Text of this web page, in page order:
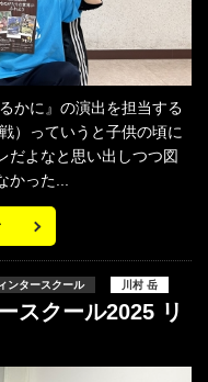
かに』の演出を担当する
）っていうと子供の頃に
だよなと思い出しつつ図
った...
ンタースクール 川村 岳
スクール2025 リ